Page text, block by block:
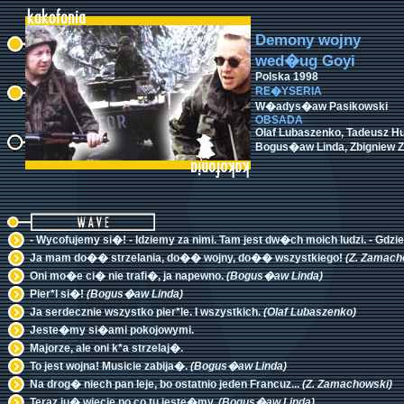
Demony wojny
wed�ug Goyi
Polska 1998
RE�YSERIA
W�adys�aw Pasikowski
OBSADA
Olaf Lubaszenko, Tadeusz
Bogus�aw Linda, Zbigniew
- Wycofujemy si�! - Idziemy za nimi. Tam jest dw�ch moich ludzi. -
Ja mam do�� strzelania, do�� wojny, do�� wszystkiego!(Z.
Oni mo�e ci� nie trafi�, ja napewno.(Bogus�aw Linda)
Pier*l si�!(Bogus�aw Linda)
Ja serdecznie wszystko pier*le. I wszystkich.(Olaf Lubaszenko)
Jeste�my si�ami pokojowymi.
Majorze, ale oni k*a strzelaj�.
To jest wojna! Musicie zabija�.(Bogus�aw Linda)
Na drog� niech pan leje, bo ostatnio jeden Francuz...(Z. Zamachowski)